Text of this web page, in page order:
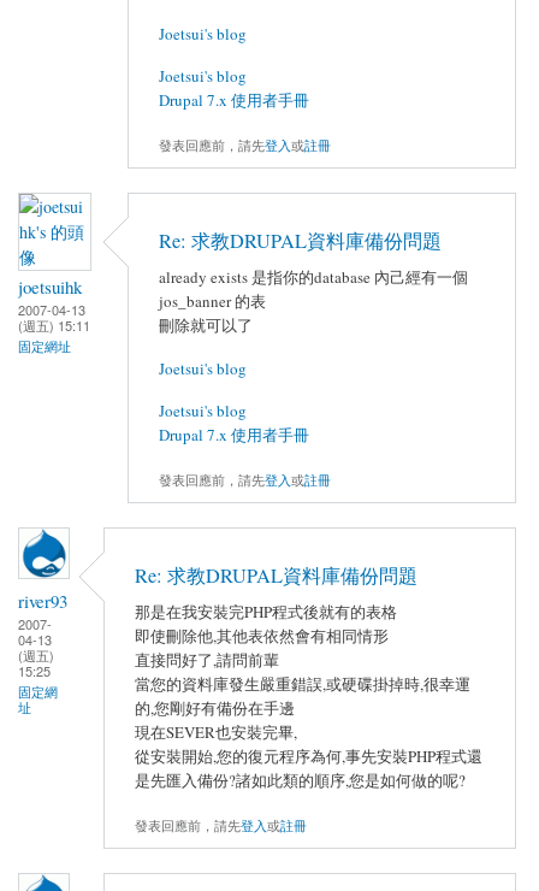
Joetsui's blog
Joetsui's blog
Drupal 7.x 使用者手冊
發表回應前，請先登入或註冊
joetsuihk
2007-04-13
(週五) 15:11
固定網址
Re: 求教DRUPAL資料庫備份問題
already exists 是指你的database 內己經有一個
jos_banner 的表
刪除就可以了
Joetsui's blog
Joetsui's blog
Drupal 7.x 使用者手冊
發表回應前，請先登入或註冊
river93
2007-
04-13
(週五)
15:25
固定網
址
Re: 求教DRUPAL資料庫備份問題
那是在我安裝完PHP程式後就有的表格
即使刪除他,其他表依然會有相同情形
直接問好了,請問前輩
當您的資料庫發生嚴重錯誤,或硬碟掛掉時,很幸運
的,您剛好有備份在手邊
現在SEVER也安裝完畢,
從安裝開始,您的復元程序為何,事先安裝PHP程式還
是先匯入備份?諸如此類的順序,您是如何做的呢?
發表回應前，請先登入或註冊